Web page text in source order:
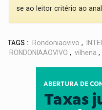
se ao leitor critério ao
TAGS : Rondoniaovivo ,
RONDONIAAOVIVO , vilhena ,